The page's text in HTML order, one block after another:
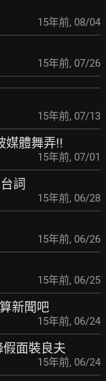
15年前, 08/04
15年前, 07/26
15年前, 07/13
媒體舞弄!!
15年前, 07/01
詞
15年前, 06/28
15年前, 06/26
15年前, 06/25
新聞吧
15年前, 06/24
面裝良夫
15年前, 06/24